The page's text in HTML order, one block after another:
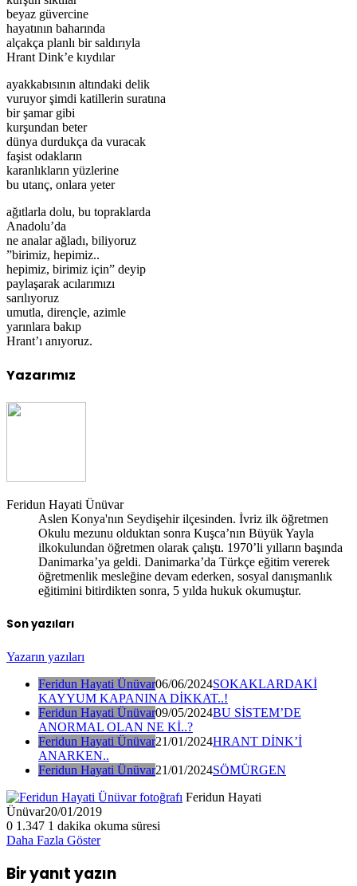
beyaz güvercine
hayatının baharında
alçakça planlı bir saldırıyla
Hrant Dink’e kıydılar
ayakkabısının altındaki delik
vuruyor şimdi katillerin suratına
bir şamar gibi
kurşundan beter
dünya durdukça da vuracak
faşist odakların
karanlıkların yüzlerine
bu utanç, onlara yeter
ağıtlarla dolu, bu topraklarda
Anadolu’da
ne analar ağladı, biliyoruz
”birimiz, hepimiz..
hepimiz, birimiz için” deyip
paylaşarak acılarımızı
sarılıyoruz
umutla, dirençle, azimle
yarınlara bakıp
Hrant’ı anıyoruz.
Yazarımız
Feridun Hayati Ünüvar
Aslen Konya'nın Seydişehir ilçesinden. İvriz ilk öğretmen
Okulu mezunu olduktan sonra Kuşca’nın Büyük Yayla
ilkokulundan öğretmen olarak çalıştı. 1970’li yılların başında
Danimarka’ya geldi. Danimarka’da Türkçe eğitim vererek
öğretmenlik mesleğine devam ederken, sosyal danışmanlık
eğitimini bitirdikten sonra, 5 yılda hukuk okumuştur.
Son yazıları
Yazarın yazıları
Feridun Hayati Ünüvar06/06/2024SOKAKLARDAKİ
KAYYUM KAPANINA DİKKAT..!
Feridun Hayati Ünüvar09/05/2024BU SİSTEM’DE
ANORMAL OLAN NE Kİ..?
Feridun Hayati Ünüvar21/01/2024HRANT DİNK’İ
ANARKEN..
Feridun Hayati Ünüvar21/01/2024SÖMÜRGEN
Feridun Hayati
Ünüvar20/01/2019
0 1.347 1 dakika okuma süresi
Daha Fazla Göster
Bir yanıt yazın